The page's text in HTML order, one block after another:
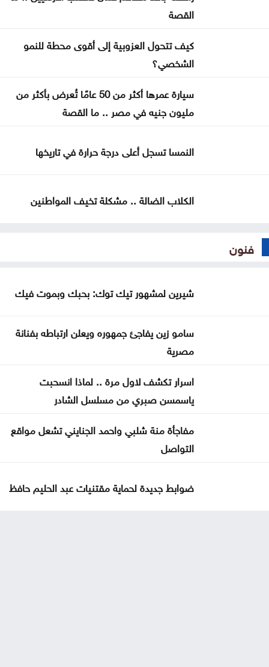
كلّيّة الحقوق في الجامعة الأردنيّة تُواصل صناعة
الكفاءات القانونيّة بتخريج 265 طالبًا وطالبةً
كلّيّة الهندسة في الجامعة الأردنيّة تودّع 808 من خرّيجيها
ضمن فوج الهواشم
القصة
كيف تتحول العزوبية إلى أقوى محطة للنمو
الشخصي؟
سيارة عمرها أكثر من 50 عامًا تُعرض بأكثر من
مليون جنيه في مصر .. ما القصة
النمسا تسجل أعلى درجة حرارة في تاريخها
الكلاب الضالة .. مشكلة تخيف المواطنين
فنون
شيرين لمشهور تيك توك: بحبك وبموت فيك
سامو زين يفاجئ جمهوره ويعلن ارتباطه بفنانة
مصرية
اسرار تكشف لاول مرة .. لماذا انسحبت
ياسمسن صبري من مسلسل الشادر
مفاجأة منة شلبي واحمد الجنايني تشعل مواقع
التواصل
ضوابط جديدة لحماية مقتنيات عبد الحليم حافظ